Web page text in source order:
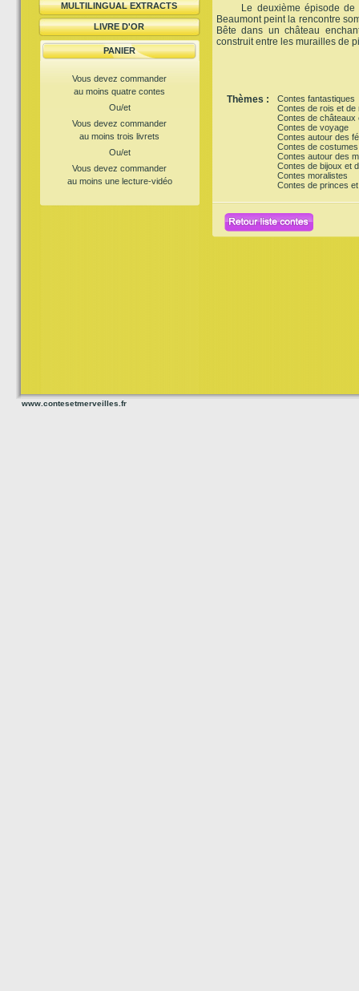
MULTILINGUAL EXTRACTS
LIVRE D'OR
PANIER
Vous devez commander
au moins quatre contes
Ou/et
Vous devez commander
au moins trois livrets
Ou/et
Vous devez commander
au moins une lecture-vidéo
Le deuxième épisode de
Beaumont peint la rencontre
Bête dans un château
construit entre les murailles de
Thèmes :
Contes fantastiques
Contes de rois et de
Contes de châteaux
Contes de voyage
Contes autour des
Contes de costumes
Contes autour des
Contes de bijoux et
Contes moralistes
Contes de princes
www.contesetmerveilles.fr